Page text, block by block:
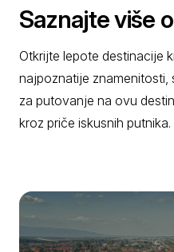
Saznajte više
Otkrijte lepote destinacije
najpoznatije znamenitosti,
za putovanje na ovu
kroz priče iskusnih putnika.